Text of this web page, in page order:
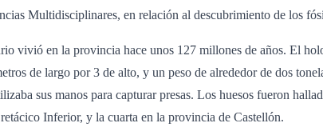
Multidisciplinares, en relación al descubrimiento de los
vivió en la provincia hace unos 127 millones de años. El
de largo por 3 de alto, y un peso de alrededor de dos
sus manos para capturar presas. Los huesos fueron
Inferior, y la cuarta en la provincia de Castellón.